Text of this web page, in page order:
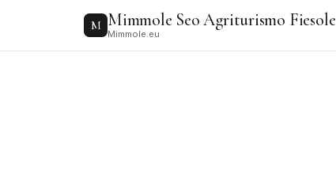
M Mimmole Seo Agriturismo Fiesole
Mimmole.eu